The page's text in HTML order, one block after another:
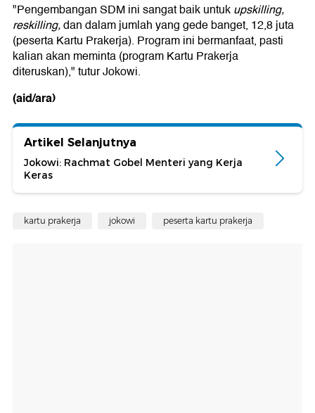
"Pengembangan SDM ini sangat baik untukupskilling,
reskilling,dan dalam jumlah yang gede banget, 12,8 juta
(peserta Kartu Prakerja). Program ini bermanfaat, pasti
kalian akan meminta (program Kartu Prakerja
diteruskan)," tutur Jokowi.
(aid/ara)
Artikel Selanjutnya
Jokowi: Rachmat Gobel Menteri yang Kerja
Keras
kartu prakerja jokowi peserta kartu prakerja